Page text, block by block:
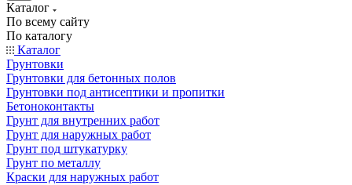
Каталог
По всему сайту
По каталогу
Каталог
Грунтовки
Грунтовки для бетонных полов
Грунтовки под антисептики и пропитки
Бетоноконтакты
Грунт для внутренних работ
Грунт для наружных работ
Грунт под штукатурку
Грунт по металлу
Краски для наружных работ